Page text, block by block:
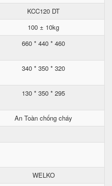
KCC120 DT
100 ± 10kg
660 * 440 * 460
340 * 350 * 320
130 * 350 * 295
An Toàn chống cháy
WELKO